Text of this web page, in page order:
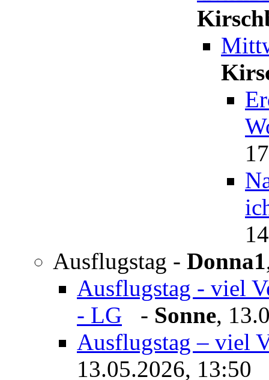
Ausflugstag - Donna1
Ausflugstag - viel
- LG
- Sonne,
Ausflugstag – viel
13.05.2026, 13:50